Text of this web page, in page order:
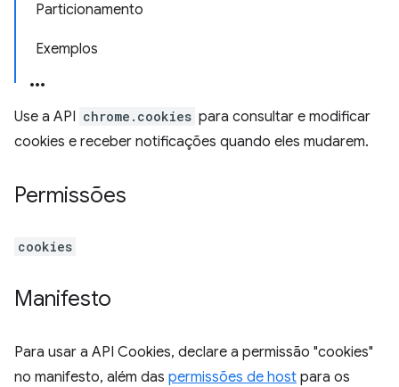
Particionamento
Exemplos
Use a API chrome.cookies para consultar e modificar
cookies e receber notificações quando eles mudarem.
Permissões
cookies
Manifesto
Para usar a API Cookies, declare a permissão "cookies"
no manifesto, além das permissões de host para os